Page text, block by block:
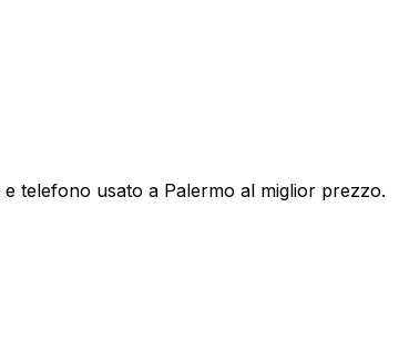
e telefono usato a Palermo al miglior prezzo.